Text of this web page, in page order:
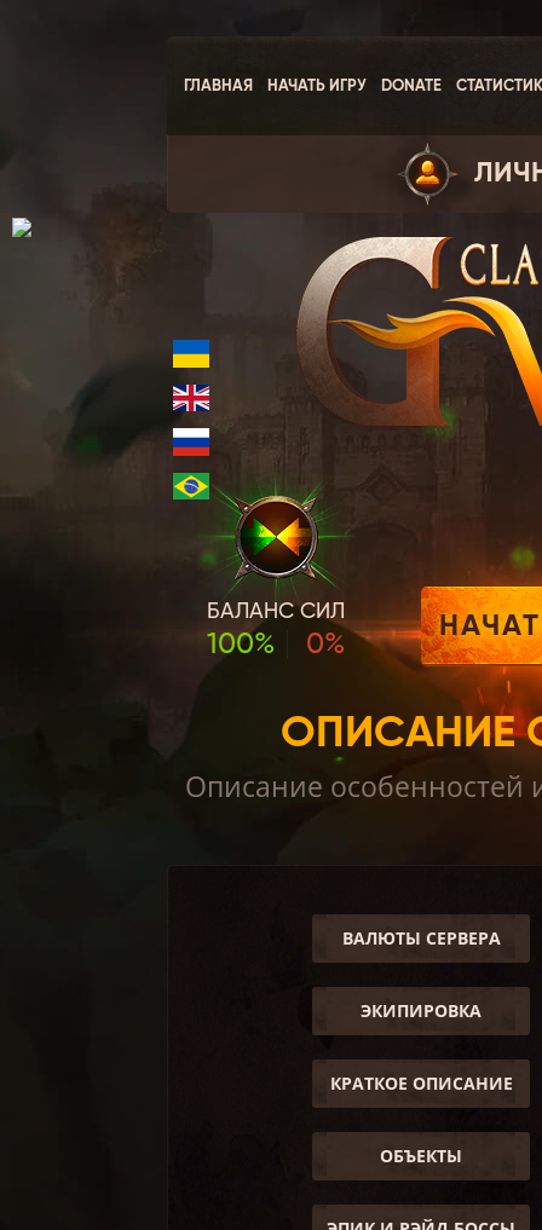
ГЛАВНАЯ НАЧАТЬ ИГРУ DONATE
БАЛАНС СИЛ
100% 0%
ОПИСАНИЕ
Описание особенностей
ВАЛЮТЫ СЕРВЕРА
ЭКИПИРОВКА
КРАТКОЕ ОПИСАНИЕ
ОБЪЕКТЫ